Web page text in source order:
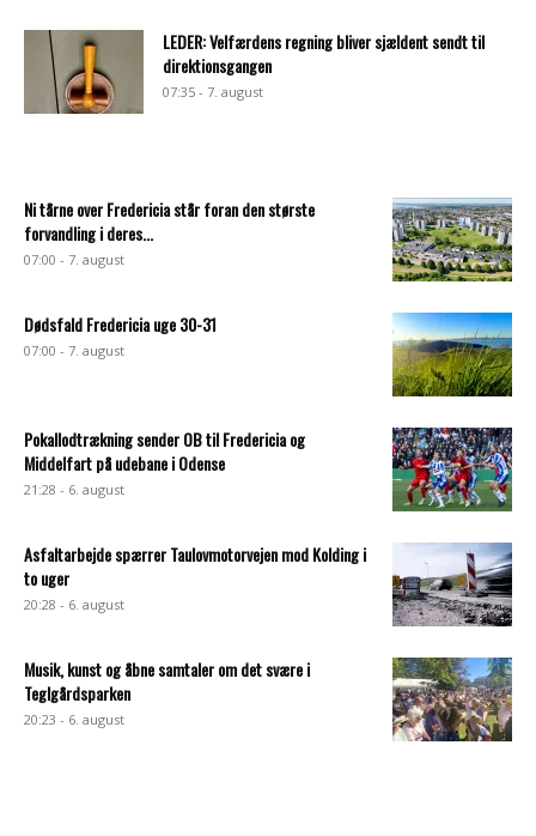
LEDER: Velfærdens regning bliver sjældent sendt til
direktionsgangen
07:35 - 7. august
Ni tårne over Fredericia står foran den største
forvandling i deres...
07:00 - 7. august
Dødsfald Fredericia uge 30-31
07:00 - 7. august
Pokallodtrækning sender OB til Fredericia og
Middelfart på udebane i Odense
21:28 - 6. august
Asfaltarbejde spærrer Taulovmotorvejen mod Kolding i
to uger
20:28 - 6. august
Musik, kunst og åbne samtaler om det svære i
Teglgårdsparken
20:23 - 6. august